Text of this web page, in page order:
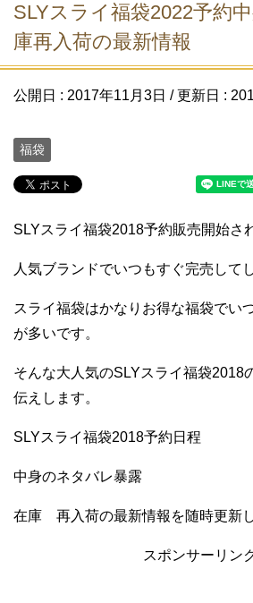
SLYスライ福袋2022予約
庫再入荷の最新情報
公開日 : 2017年11月3日 / 更新日 :
福袋
SLYスライ福袋2018予約販売開始さ
人気ブランドでいつもすぐ完売して
スライ福袋はかなりお得な福袋でい
が多いです。
そんな大人気のSLYスライ福袋2018
伝えします。
SLYスライ福袋2018予約日程
中身のネタバレ暴露
在庫 再入荷の最新情報を随時更新し
スポンサーリン